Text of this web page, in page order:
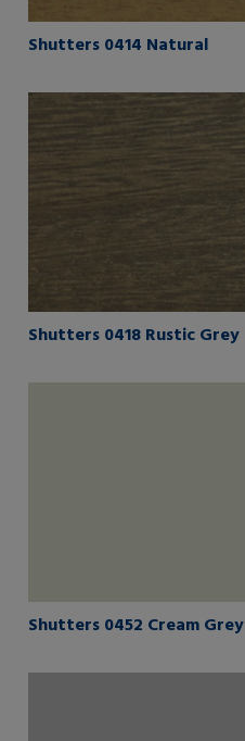
Shutters 0414 Natural
Shutters 0418 Rustic Grey
Shutters 0452 Cream Grey